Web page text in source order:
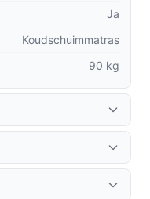
het een slimme
kopers.
te halen, volgen
Ja
Koudschuimmatras
90 kg